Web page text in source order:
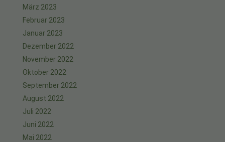
März 2023
Februar 2023
Januar 2023
Dezember 2022
November 2022
Oktober 2022
September 2022
August 2022
Juli 2022
Juni 2022
Mai 2022